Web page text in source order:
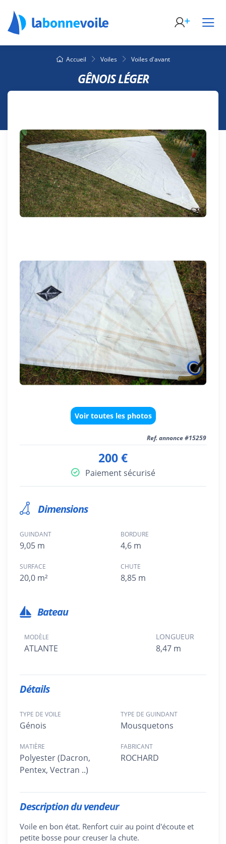
Accueil Voiles Voiles d'avant
GÊNOIS LÉGER
Voir toutes les photos
Ref. annonce #15259
200 €
Paiement sécurisé
Dimensions
GUINDANT
9,05 m
BORDURE
4,6 m
SURFACE
20,0 m²
CHUTE
8,85 m
Bateau
MODÈLE
ATLANTE
LONGUEUR
8,47 m
Détails
TYPE DE VOILE
Génois
TYPE DE GUINDANT
Mousquetons
MATIÈRE
Polyester (Dacron,
Pentex, Vectran ..)
FABRICANT
ROCHARD
Description du vendeur
Voile en bon état. Renfort cuir au point d'écoute et
petite bosse pour creuser la chute.